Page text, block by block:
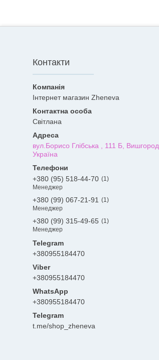
Контакти
Інтернет магазин Zheneva
Світлана
вул.Борисо Глібська , 111 Б, Вишгород,
Україна
+380 (95) 518-44-70
1
Менеджер
+380 (99) 067-21-91
1
Менеджер
+380 (99) 315-49-65
1
Менеджер
+380955184470
+380955184470
+380955184470
Telegram
t.me/shop_zheneva